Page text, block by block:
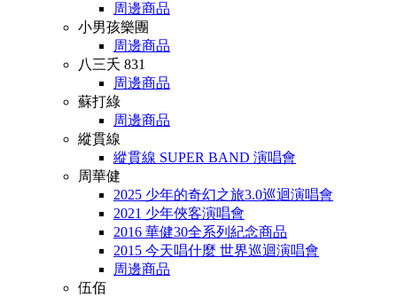
周邊商品
小男孩樂團
周邊商品
八三夭 831
周邊商品
蘇打綠
周邊商品
縱貫線
縱貫線 SUPER BAND 演唱會
周華健
2025 少年的奇幻之旅3.0巡迴演唱會
2021 少年俠客演唱會
2016 華健30全系列紀念商品
2015 今天唱什麼 世界巡迴演唱會
周邊商品
伍佰